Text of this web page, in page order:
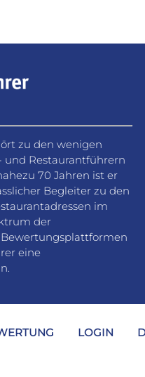
zu den wenigen
Restaurantführern
70 Jahren ist er
Begleiter zu den
im
der
eine
LOGIN